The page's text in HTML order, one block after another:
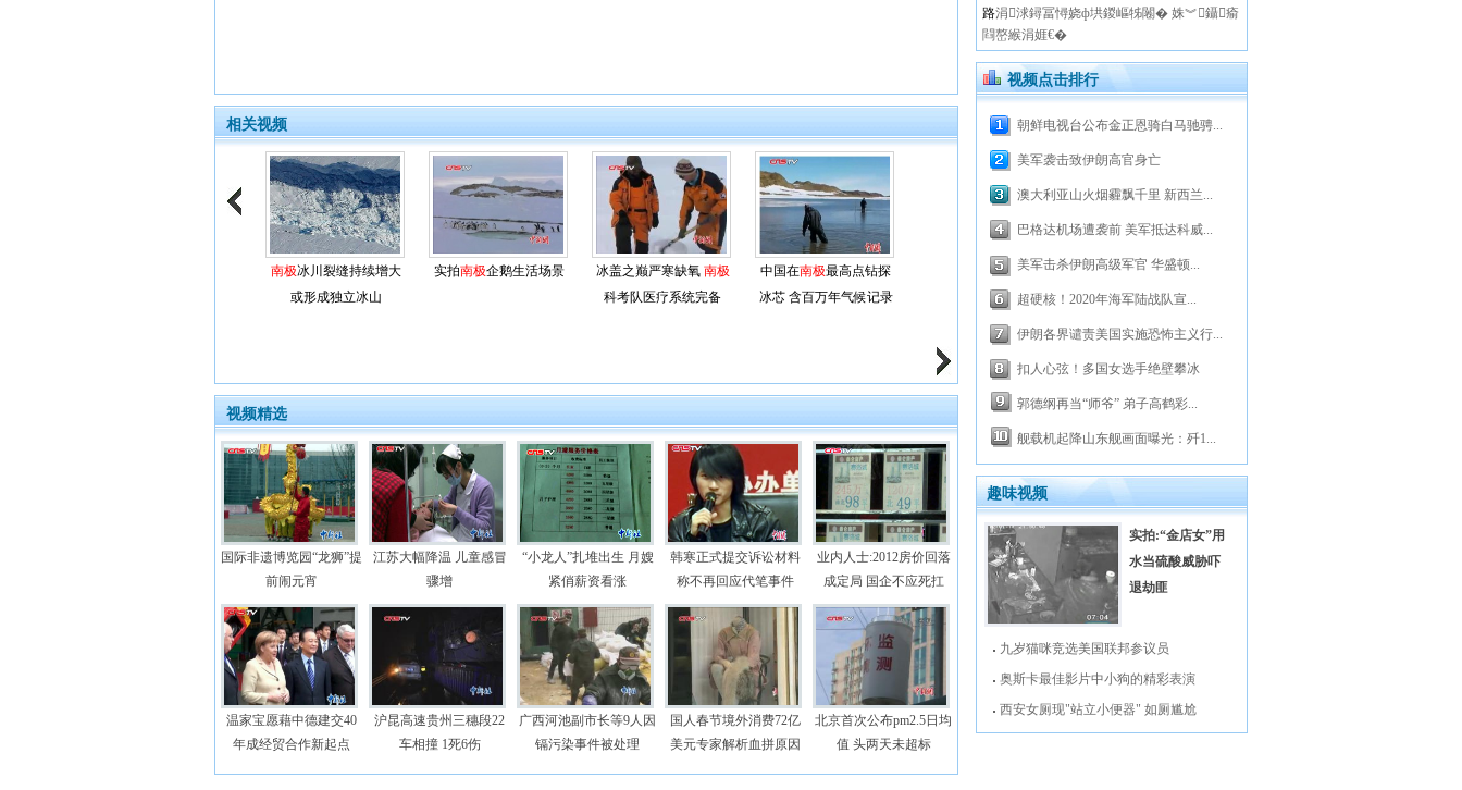
相关视频
南极冰川裂缝持续增大
或形成独立冰山
实拍南极企鹅生活场景 冰盖之巅严寒缺氧 南极
科考队医疗系统完备
中国在南极最高点钻探
冰芯 含百万年气候记录
视频精选
国际非遗博览园“龙狮”提
前闹元宵
江苏大幅降温 儿童感冒
骤增
“小龙人”扎堆出生 月嫂
紧俏薪资看涨
韩寒正式提交诉讼材料
称不再回应代笔事件
业内人士:2012房价回落
成定局 国企不应死扛
温家宝愿藉中德建交40
年成经贸合作新起点
沪昆高速贵州三穗段22
车相撞 1死6伤
广西河池副市长等9人因
镉污染事件被处理
国人春节境外消费72亿
美元专家解析血拼原因
北京首次公布pm2.5日均
值 头两天未超标
路涓浗鐞冨憳娆ф垬鍐嶇牬闂� 姝︾鑷瘉
閰嶅緱涓娾€�
视频点击排行
朝鲜电视台公布金正恩骑白马驰骋...
美军袭击致伊朗高官身亡
澳大利亚山火烟霾飘千里 新西兰...
巴格达机场遭袭前 美军抵达科威...
美军击杀伊朗高级军官 华盛顿...
超硬核！2020年海军陆战队宣...
伊朗各界谴责美国实施恐怖主义行...
扣人心弦！多国女选手绝壁攀冰
郭德纲再当“师爷” 弟子高鹤彩...
舰载机起降山东舰画面曝光：歼1...
趣味视频
实拍:“金店女”用
水当硫酸威胁吓
退劫匪
九岁猫咪竞选美国联邦参议员
奥斯卡最佳影片中小狗的精彩表演
西安女厕现"站立小便器" 如厕尴尬